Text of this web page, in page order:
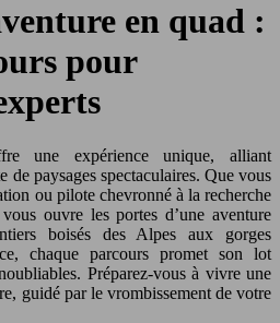
en quad :
pour
une expérience unique, alliant
de paysages spectaculaires. Que vous
ou pilote chevronné à la recherche
ouvre les portes d’une aventure
boisés des Alpes aux gorges
chaque parcours promet son lot
Préparez-vous à vivre une
guidé par le vrombissement de votre